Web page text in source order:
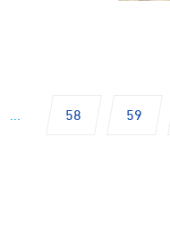
58 59